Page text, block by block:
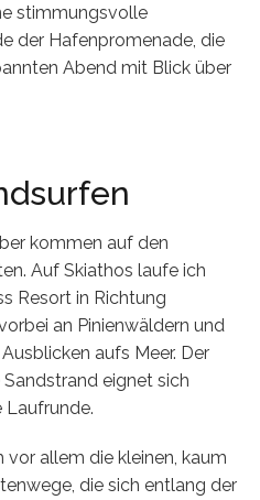
stimmungsvolle
der Hafenpromenade, die
Abend mit Blick über
kommen auf den
Auf Skiathos laufe ich
Resort in Richtung
an Pinienwäldern und
aufs Meer. Der
eignet sich
allem die kleinen, kaum
die sich entlang der